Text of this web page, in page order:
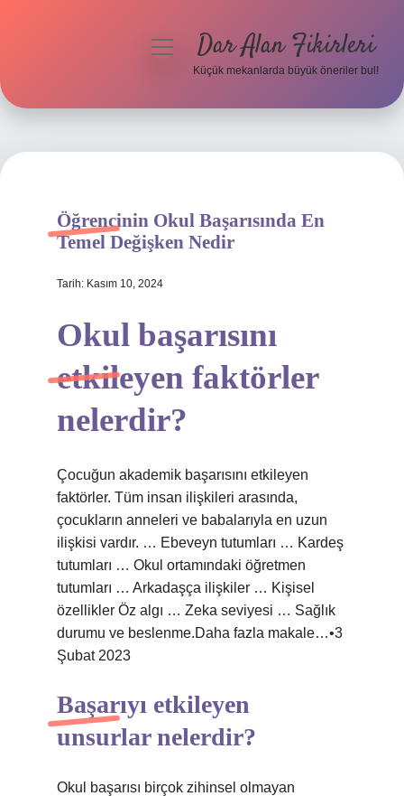
Hakkımızda
menüyüDar Alan Fikirleri
Küçük mekanlarda büyük öneriler bul!
Öğrencinin Okul Başarısında En
Temel Değişken Nedir
Tarih: Kasım 10, 2024
Okul başarısını
etkileyen faktörler
nelerdir?
Çocuğun akademik başarısını etkileyen
faktörler. Tüm insan ilişkileri arasında,
çocukların anneleri ve babalarıyla en uzun
ilişkisi vardır. … Ebeveyn tutumları … Kardeş
tutumları … Okul ortamındaki öğretmen
tutumları … Arkadaşça ilişkiler … Kişisel
özellikler Öz algı … Zeka seviyesi … Sağlık
durumu ve beslenme.Daha fazla makale…•3
Şubat 2023
Başarıyı etkileyen
unsurlar nelerdir?
Okul başarısı birçok zihinsel olmayan